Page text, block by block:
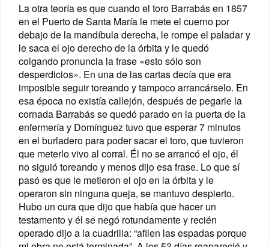
La otra teoría es que cuando el toro Barrabás en 1857
en el Puerto de Santa María le mete el cuerno por
debajo de la mandíbula derecha, le rompe el paladar y
le saca el ojo derecho de la órbita y le quedó
colgando pronuncia la frase «esto sólo son
desperdicios». En una de las cartas decía que era
imposible seguir toreando y tampoco arrancárselo. En
esa época no existía callejón, después de pegarle la
cornada Barrabás se quedó parado en la puerta de la
enfermería y Domínguez tuvo que esperar 7 minutos
en el burladero para poder sacar el toro, que tuvieron
que meterlo vivo al corral. Él no se arrancó el ojo, él
no siguió toreando y menos dijo esa frase. Lo que sí
pasó es que le metieron el ojo en la órbita y le
operaron sin ninguna queja, se mantuvo despierto.
Hubo un cura que dijo que había que hacer un
testamento y él se negó rotundamente y recién
operado dijo a la cuadrilla: “afilen las espadas porque